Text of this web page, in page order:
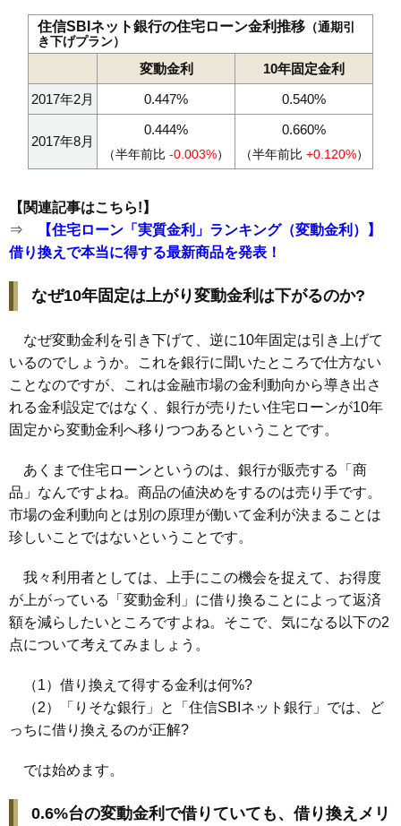
住信SBIネット銀行の住宅ローン金利推移 （通期引
き下げプラン）
変動金利
10年固定金利
2017年2月
0.447% 0.540%
2017年8月
0.444%
（半年前比 -0.003%）
0.660%
（半年前比 +0.120%）
【関連記事はこちら!】
⇒
【住宅ローン「実質金利」ランキング（変動金利）】
借り換えで本当に得する最新商品を発表！
なぜ10年固定は上がり変動金利は下がるのか?
なぜ変動金利を引き下げて、逆に10年固定は引き上げて
いるのでしょうか。これを銀行に聞いたところで仕方ない
ことなのですが、これは金融市場の金利動向から導き出さ
れる金利設定ではなく、銀行が売りたい住宅ローンが10年
固定から変動金利へ移りつつあるということです。
あくまで住宅ローンというのは、銀行が販売する「商
品」なんですよね。商品の値決めをするのは売り手です。
市場の金利動向とは別の原理が働いて金利が決まることは
珍しいことではないということです。
我々利用者としては、上手にこの機会を捉えて、お得度
が上がっている「変動金利」に借り換ることによって返済
額を減らしたいところですよね。そこで、気になる以下の2
点について考えてみましょう。
（1）借り換えて得する金利は何%?
（2）「りそな銀行」と「住信SBIネット銀行」では、ど
っちに借り換えるのが正解?
では始めます。
0.6%台の変動金利で借りていても、借り換えメリ